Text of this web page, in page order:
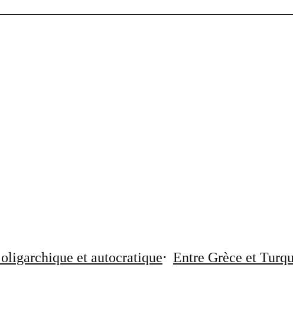
et autocratique
Entre Grèce et